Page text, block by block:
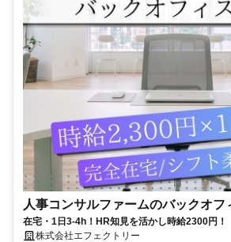
人事コンサルファームのバックオフ
在宅・1日3-4h！HR知見を活かし時給2300円！
株式会社エフェクトリー